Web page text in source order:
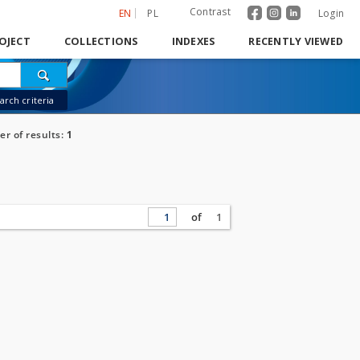
EN PL Contrast Login
COLLECTIONS INDEXES RECENTLY VIEWED
criteria
of results: 1
of 1